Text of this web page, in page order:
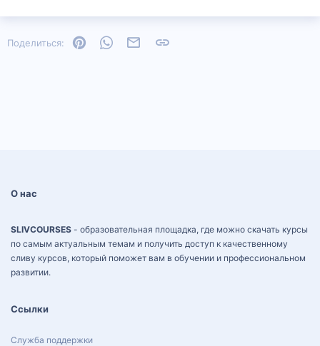
Поделиться: PinterestWhatsAppЭлектронная почта
О нас
SLIVCOURSES - образовательная площадка, где можно скачать курсы
по самым актуальным темам и получить доступ к качественному
сливу курсов, который поможет вам в обучении и профессиональном
развитии.
Ссылки
Служба поддержки